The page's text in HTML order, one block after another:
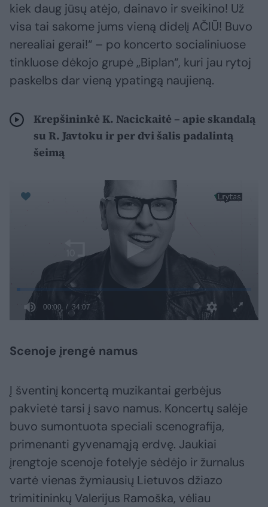
kiek daug jūsų atėjo, dainavo ir sveikino! Už
visa tai sakome jums vieną didelį AČIŪ! Buvo
nerealiai gerai!“ – po koncerto socialiniuose
tinkluose dėkojo grupė „Biplan“, kuri jau rytoj
paskelbs dar vieną ypatingą naujieną.
Krepšininkė K. Nacickaitė – apie skandalą
su R. Javtoku ir per dvi šalis padalintą
šeimą
Scenoje įrengė namus
Į šventinį koncertą muzikantai gerbėjus
pakvietė tarsi į savo namus. Koncertų salėje
buvo sumontuota speciali scenografija,
primenanti gyvenamąją erdvę. Jaukiai
įrengtoje scenoje fotelyje sėdėjo ir žurnalus
vartė vienas žymiausių Lietuvos džiazo
trimitininkų Valerijus Ramoška, vėliau